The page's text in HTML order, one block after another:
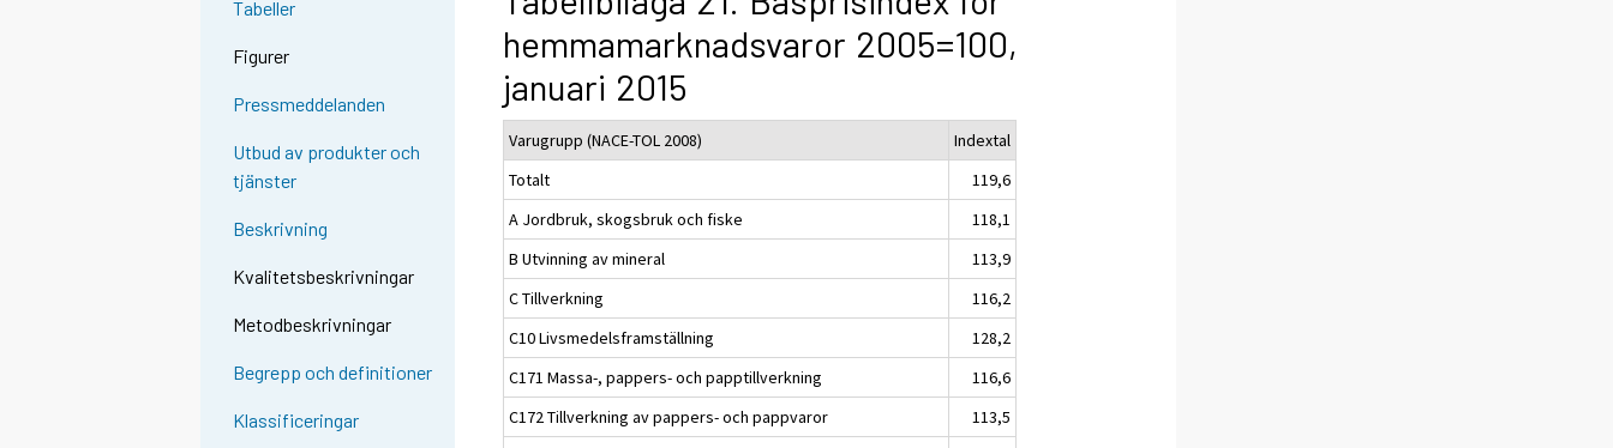
Tabeller
Figurer
Pressmeddelanden
Utbud av produkter och
tjänster
Beskrivning
Kvalitetsbeskrivningar
Metodbeskrivningar
Begrepp och definitioner
Klassificeringar
hemmamarknadsvaror 2005=100,
januari 2015
Varugrupp (NACE-TOL 2008)
Indextal
Totalt
119,6
A Jordbruk, skogsbruk och fiske
118,1
B Utvinning av mineral
113,9
C Tillverkning
116,2
C10 Livsmedelsframställning
128,2
C171 Massa-, pappers- och papptillverkning
116,6
C172 Tillverkning av pappers- och pappvaror
113,5